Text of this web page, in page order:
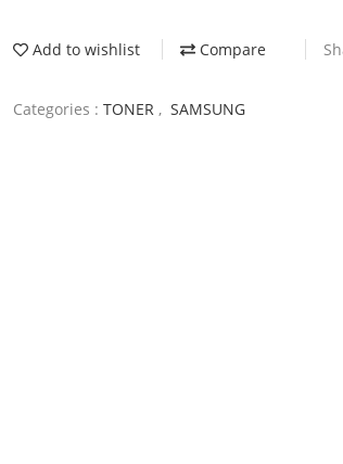
Add to wishlist Compare
Categories : TONER , SAMSUNG